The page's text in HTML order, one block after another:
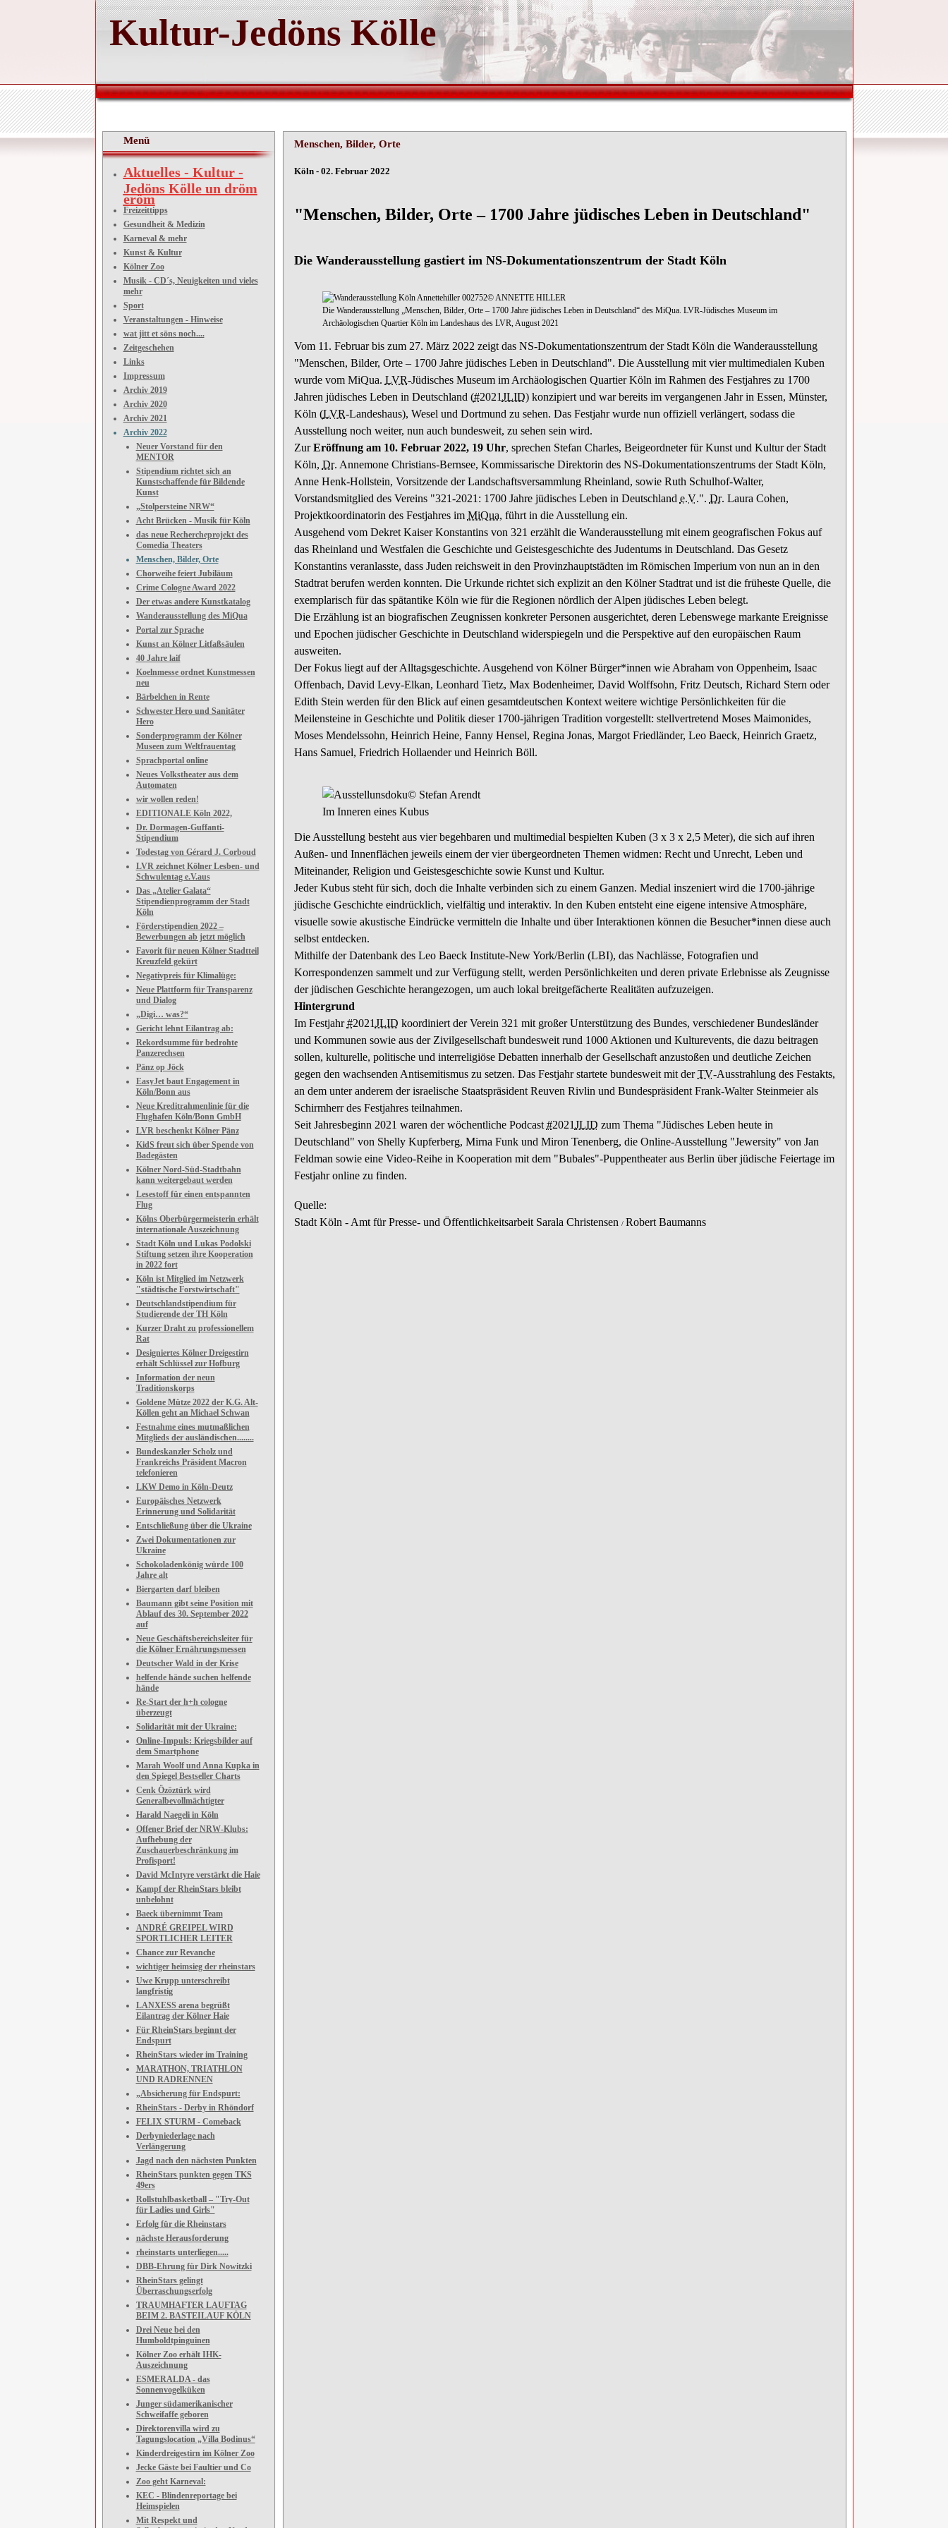
Kultur-Jedöns Kölle
Menü
Aktuelles - Kultur -
Jedöns Kölle un dröm
eröm
Freizeittipps
Gesundheit & Medizin
Karneval & mehr
Kunst & Kultur
Kölner Zoo
Musik - CD´s, Neuigkeiten und vieles
mehr
Sport
Veranstaltungen - Hinweise
wat jitt et söns noch....
Zeitgeschehen
Links
Impressum
Archiv 2019
Archiv 2020
Archiv 2021
Archiv 2022
Neuer Vorstand für den
MENTOR
Stipendium richtet sich an
Kunstschaffende für Bildende
Kunst
„Stolpersteine NRW“
Acht Brücken - Musik für Köln
das neue Rechercheprojekt des
Comedia Theaters
Menschen, Bilder, Orte
Chorweihe feiert Jubiläum
Crime Cologne Award 2022
Der etwas andere Kunstkatalog
Wanderausstellung des MiQua
Portal zur Sprache
Kunst an Kölner Litfaßsäulen
40 Jahre laif
Koelnmesse ordnet Kunstmessen
neu
Bärbelchen in Rente
Schwester Hero und Sanitäter
Hero
Sonderprogramm der Kölner
Museen zum Weltfrauentag
Sprachportal online
Neues Volkstheater aus dem
Automaten
wir wollen reden!
EDITIONALE Köln 2022,
Dr. Dormagen-Guffanti-
Stipendium
Todestag von Gérard J. Corboud
LVR zeichnet Kölner Lesben- und
Schwulentag e.V.aus
Das „Atelier Galata“
Stipendienprogramm der Stadt
Köln
Förderstipendien 2022 –
Bewerbungen ab jetzt möglich
Favorit für neuen Kölner Stadtteil
Kreuzfeld gekürt
Negativpreis für Klimalüge:
Neue Plattform für Transparenz
und Dialog
„Digi… was?“
Gericht lehnt Eilantrag ab:
Rekordsumme für bedrohte
Panzerechsen
Pänz op Jöck
EasyJet baut Engagement in
Köln/Bonn aus
Neue Kreditrahmenlinie für die
Flughafen Köln/Bonn GmbH
LVR beschenkt Kölner Pänz
KidS freut sich über Spende von
Badegästen
Kölner Nord-Süd-Stadtbahn
kann weitergebaut werden
Lesestoff für einen entspannten
Flug
Kölns Oberbürgermeisterin erhält
internationale Auszeichnung
Stadt Köln und Lukas Podolski
Stiftung setzen ihre Kooperation
in 2022 fort
Köln ist Mitglied im Netzwerk
"städtische Forstwirtschaft"
Deutschlandstipendium für
Studierende der TH Köln
Kurzer Draht zu professionellem
Rat
Designiertes Kölner Dreigestirn
erhält Schlüssel zur Hofburg
Information der neun
Traditionskorps
Goldene Mütze 2022 der K.G. Alt-
Köllen geht an Michael Schwan
Festnahme eines mutmaßlichen
Mitglieds der ausländischen........
Bundeskanzler Scholz und
Frankreichs Präsident Macron
telefonieren
LKW Demo in Köln-Deutz
Europäisches Netzwerk
Erinnerung und Solidarität
Entschließung über die Ukraine
Zwei Dokumentationen zur
Ukraine
Schokoladenkönig würde 100
Jahre alt
Biergarten darf bleiben
Baumann gibt seine Position mit
Ablauf des 30. September 2022
auf
Neue Geschäftsbereichsleiter für
die Kölner Ernährungsmessen
Deutscher Wald in der Krise
helfende hände suchen helfende
hände
Re-Start der h+h cologne
überzeugt
Solidarität mit der Ukraine:
Online-Impuls: Kriegsbilder auf
dem Smartphone
Marah Woolf und Anna Kupka in
den Spiegel Bestseller Charts
Cenk Özöztürk wird
Generalbevollmächtigter
Harald Naegeli in Köln
Offener Brief der NRW-Klubs:
Aufhebung der
Zuschauerbeschränkung im
Profisport!
David McIntyre verstärkt die Haie
Kampf der RheinStars bleibt
unbelohnt
Baeck übernimmt Team
ANDRÉ GREIPEL WIRD
SPORTLICHER LEITER
Chance zur Revanche
wichtiger heimsieg der rheinstars
Uwe Krupp unterschreibt
langfristig
LANXESS arena begrüßt
Eilantrag der Kölner Haie
Für RheinStars beginnt der
Endspurt
RheinStars wieder im Training
MARATHON, TRIATHLON
UND RADRENNEN
„Absicherung für Endspurt:
RheinStars - Derby in Rhöndorf
FELIX STURM - Comeback
Derbyniederlage nach
Verlängerung
Jagd nach den nächsten Punkten
RheinStars punkten gegen TKS
49ers
Rollstuhlbasketball – "Try-Out
für Ladies und Girls"
Erfolg für die Rheinstars
nächste Herausforderung
rheinstarts unterliegen.....
DBB-Ehrung für Dirk Nowitzki
RheinStars gelingt
Überraschungserfolg
TRAUMHAFTER LAUFTAG
BEIM 2. BASTEILAUF KÖLN
Drei Neue bei den
Humboldtpinguinen
Kölner Zoo erhält IHK-
Auszeichnung
ESMERALDA - das
Sonnenvogelküken
Junger südamerikanischer
Schweifaffe geboren
Direktorenvilla wird zu
Tagungslocation „Villa Bodinus“
Kinderdreigestirn im Kölner Zoo
Jecke Gäste bei Faultier und Co
Zoo geht Karneval:
KEC - Blindenreportage bei
Heimspielen
Mit Respekt und
Menschen, Bilder, Orte
Köln - 02. Februar 2022
"Menschen, Bilder, Orte – 1700 Jahre jüdisches Leben in Deutschland"
Die Wanderausstellung gastiert im NS-Dokumentationszentrum der Stadt Köln
© ANNETTE HILLER
Die Wanderausstellung „Menschen, Bilder, Orte – 1700 Jahre jüdisches Leben in Deutschland“ des MiQua. LVR-Jüdisches Museum im
Archäologischen Quartier Köln im Landeshaus des LVR, August 2021
Vom 11. Februar bis zum 27. März 2022 zeigt das NS-Dokumentationszentrum der Stadt Köln die Wanderausstellung
"Menschen, Bilder, Orte – 1700 Jahre jüdisches Leben in Deutschland". Die Ausstellung mit vier multimedialen Kuben
wurde vom MiQua. LVR-Jüdisches Museum im Archäologischen Quartier Köln im Rahmen des Festjahres zu 1700
Jahren jüdisches Leben in Deutschland (#2021JLID) konzipiert und war bereits im vergangenen Jahr in Essen, Münster,
Köln (LVR-Landeshaus), Wesel und Dortmund zu sehen. Das Festjahr wurde nun offiziell verlängert, sodass die
Ausstellung noch weiter, nun auch bundesweit, zu sehen sein wird.
ZurEröffnung am 10. Februar 2022, 19 Uhr, sprechen Stefan Charles, Beigeordneter für Kunst und Kultur der Stadt
Köln, Dr. Annemone Christians-Bernsee, Kommissarische Direktorin des NS-Dokumentationszentrums der Stadt Köln,
Anne Henk-Hollstein, Vorsitzende der Landschaftsversammlung Rheinland, sowie Ruth Schulhof-Walter,
Vorstandsmitglied des Vereins "321-2021: 1700 Jahre jüdisches Leben in Deutschland e.V.". Dr. Laura Cohen,
Projektkoordinatorin des Festjahres im MiQua, führt in die Ausstellung ein.
Ausgehend vom Dekret Kaiser Konstantins von 321 erzählt die Wanderausstellung mit einem geografischen Fokus auf
das Rheinland und Westfalen die Geschichte und Geistesgeschichte des Judentums in Deutschland. Das Gesetz
Konstantins veranlasste, dass Juden reichsweit in den Provinzhauptstädten im Römischen Imperium von nun an in den
Stadtrat berufen werden konnten. Die Urkunde richtet sich explizit an den Kölner Stadtrat und ist die früheste Quelle, die
exemplarisch für das spätantike Köln wie für die Regionen nördlich der Alpen jüdisches Leben belegt.
Die Erzählung ist an biografischen Zeugnissen konkreter Personen ausgerichtet, deren Lebenswege markante Ereignisse
und Epochen jüdischer Geschichte in Deutschland widerspiegeln und die Perspektive auf den europäischen Raum
ausweiten.
Der Fokus liegt auf der Alltagsgeschichte. Ausgehend von Kölner Bürger*innen wie Abraham von Oppenheim, Isaac
Offenbach, David Levy-Elkan, Leonhard Tietz, Max Bodenheimer, David Wolffsohn, Fritz Deutsch, Richard Stern oder
Edith Stein werden für den Blick auf einen gesamtdeutschen Kontext weitere wichtige Persönlichkeiten für die
Meilensteine in Geschichte und Politik dieser 1700-jährigen Tradition vorgestellt: stellvertretend Moses Maimonides,
Moses Mendelssohn, Heinrich Heine, Fanny Hensel, Regina Jonas, Margot Friedländer, Leo Baeck, Heinrich Graetz,
Hans Samuel, Friedrich Hollaender und Heinrich Böll.
© Stefan Arendt
Im Inneren eines Kubus
Die Ausstellung besteht aus vier begehbaren und multimedial bespielten Kuben (3 x 3 x 2,5 Meter), die sich auf ihren
Außen- und Innenflächen jeweils einem der vier übergeordneten Themen widmen: Recht und Unrecht, Leben und
Miteinander, Religion und Geistesgeschichte sowie Kunst und Kultur.
Jeder Kubus steht für sich, doch die Inhalte verbinden sich zu einem Ganzen. Medial inszeniert wird die 1700-jährige
jüdische Geschichte eindrücklich, vielfältig und interaktiv. In den Kuben entsteht eine eigene intensive Atmosphäre,
visuelle sowie akustische Eindrücke vermitteln die Inhalte und über Interaktionen können die Besucher*innen diese auch
selbst entdecken.
Mithilfe der Datenbank des Leo Baeck Institute-New York/Berlin (LBI), das Nachlässe, Fotografien und
Korrespondenzen sammelt und zur Verfügung stellt, werden Persönlichkeiten und deren private Erlebnisse als Zeugnisse
der jüdischen Geschichte herangezogen, um auch lokal breitgefächerte Realitäten aufzuzeigen.
Hintergrund
Im Festjahr#2021JLID koordiniert der Verein 321 mit großer Unterstützung des Bundes, verschiedener Bundesländer
und Kommunen sowie aus der Zivilgesellschaft bundesweit rund 1000 Aktionen und Kulturevents, die dazu beitragen
sollen, kulturelle, politische und interreligiöse Debatten innerhalb der Gesellschaft anzustoßen und deutliche Zeichen
gegen den wachsenden Antisemitismus zu setzen. Das Festjahr startete bundesweit mit derTV-Ausstrahlung des Festakts,
an dem unter anderem der israelische Staatspräsident Reuven Rivlin und Bundespräsident Frank-Walter Steinmeier als
Schirmherr des Festjahres teilnahmen.
Seit Jahresbeginn 2021 waren der wöchentliche Podcast #2021JLID zum Thema "Jüdisches Leben heute in
Deutschland" von Shelly Kupferberg, Mirna Funk und Miron Tenenberg, die Online-Ausstellung "Jewersity" von Jan
Feldman sowie eine Video-Reihe in Kooperation mit dem "Bubales"-Puppentheater aus Berlin über jüdische Feiertage im
Festjahronlinezu finden.
Quelle:
Stadt Köln - Amt für Presse- und Öffentlichkeitsarbeit Sarala Christensen / Robert Baumanns